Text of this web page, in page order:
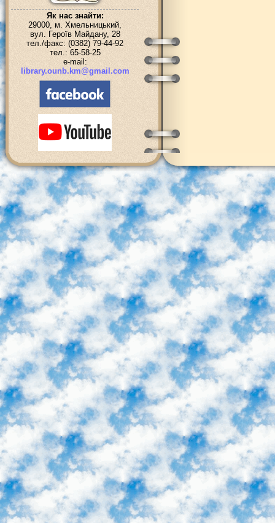
Як нас знайти:
29000, м. Хмельницький,
вул. Героїв Майдану, 28
тел./факс: (0382) 79-44-92
тел.: 65-58-25
e-mail:
library.ounb.km@gmail.com